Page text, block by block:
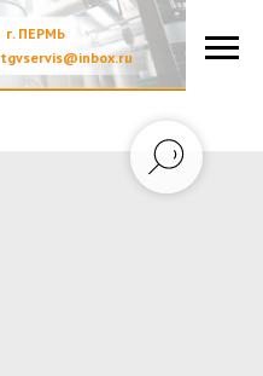
г. ПЕРМЬ
tgvservis@inbox.ru